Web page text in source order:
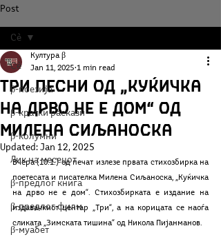
Post
Сè
β-поезија
β-кратки раскази
β-колумни
Лик на месецот
β-предлог книга
β-предлог филм
β-муабет
Сè
Три песни од „Куќичка
на дрво не е дом“ од
Милена Сиљаноска
Култура β
Jan 11, 2025 1 min read
Updated: Jan 12, 2025
Вчера (10.1.) од печат излезе првата стихозбирка на
поетесата и писателка Милена Сиљаноска, „Куќичка
на дрво не е дом“. Стихозбирката е издание на
издавачкиот центар „Три“, а на корицата се наоѓа
сликата „Зимската тишина“ од Никола Пијанманов.